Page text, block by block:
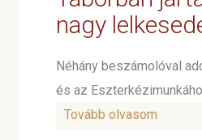
nagy
Néhány beszámolóval
és az
Tovább olvasom